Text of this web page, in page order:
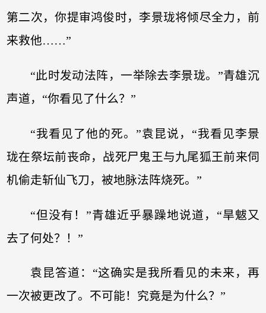
第二次，你提审鸿俊时，李景珑将倾尽全力，前
来救他……”
“此时发动法阵，一举除去李景珑。”青雄沉
声道，“你看见了什么？”
“我看见了他的死。”袁昆说，“我看见李景
珑在祭坛前丧命，战死尸鬼王与九尾狐王前来伺
机偷走斩仙飞刀，被地脉法阵烧死。”
“但没有！”青雄近乎暴躁地说道，“旱魃又
去了何处？！”
袁昆答道：“这确实是我所看见的未来，再
一次被更改了。不可能！究竟是为什么？”